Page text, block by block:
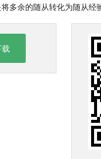
多余的随从转化为随从经